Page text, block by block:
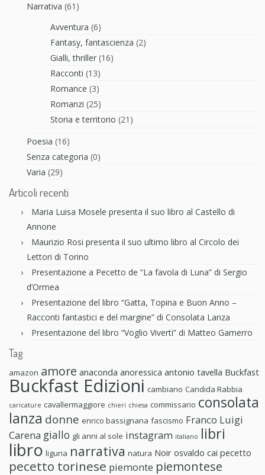
Narrativa (61)
Avventura (6)
Fantasy, fantascienza (2)
Gialli, thriller (16)
Racconti (13)
Romance (3)
Romanzi (25)
Storia e territorio (21)
Poesia (16)
Senza categoria (0)
Varia (29)
Articoli recenti
Maria Luisa Mosele presenta il suo libro al Castello di
Annone
Maurizio Rosi presenta il suo ultimo libro al Circolo dei
Lettori di Torino
Presentazione a Pecetto de “La favola di Luna” di Sergio
d’Ormea
Presentazione del libro “Gatta, Topina e Buon Anno –
Racconti fantastici e del margine” di Consolata Lanza
Presentazione del libro “Voglio Viverti” di Matteo Gamerro
Tag
amazon amore anaconda anoressica antonio tavella Buckfast
Buckfast Edizioni cambiano Candida Rabbia
caricature cavallermaggiore chieri chiesa commissario consolata
lanza donne enrico bassignana fascismo Franco Luigi
Carena giallo gli anni al sole instagram italiano libri
libro liguria narrativa natura Noir osvaldo cai pecetto
pecetto torinese piemonte piemontese